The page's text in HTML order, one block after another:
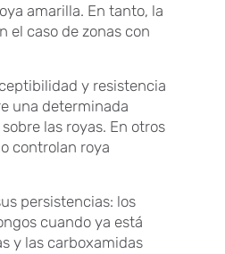
amarilla. En tanto, la
el caso de zonas con
y resistencia
una determinada
las royas. En otros
controlan roya
persistencias: los
cuando ya está
y las carboxamidas